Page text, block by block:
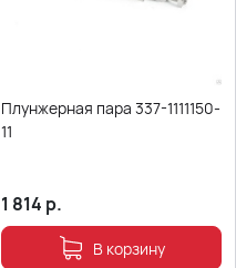
Плунжерная пара 337-1111150-
11
1 814 р.
В корзину